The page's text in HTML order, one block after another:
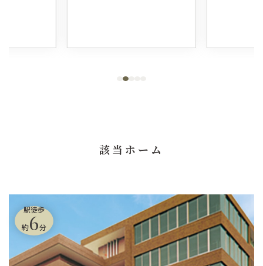
該当ホーム
駅徒歩
約6分